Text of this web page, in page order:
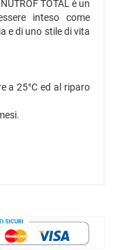
TOTAL è un
inteso come
e di uno stile di vita
a 25°C ed al riparo